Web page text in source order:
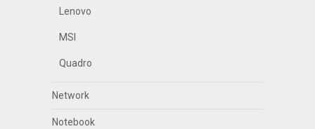
Lenovo
MSI
Quadro
Network
Notebook